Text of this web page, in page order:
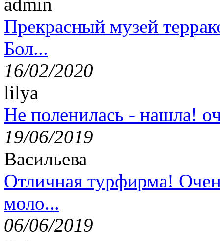
Прекрасный музей
Бол...
16/02/2020
lilya
Не поленилась - нашла!
19/06/2019
Васильева
Отличная турфирма!
моло...
06/06/2019